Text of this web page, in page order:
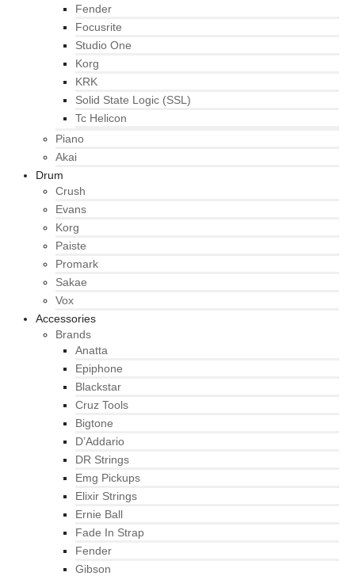
Fender
Focusrite
Studio One
Korg
KRK
Solid State Logic (SSL)
Tc Helicon
Piano
Akai
Drum
Crush
Evans
Korg
Paiste
Promark
Sakae
Vox
Accessories
Brands
Anatta
Epiphone
Blackstar
Cruz Tools
Bigtone
D’Addario
DR Strings
Emg Pickups
Elixir Strings
Ernie Ball
Fade In Strap
Fender
Gibson